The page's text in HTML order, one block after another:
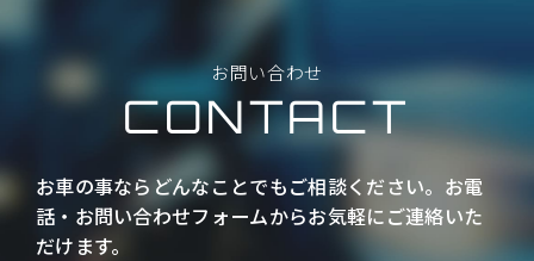
お問い合わせ
CONTACT
お車の事ならどんなことでもご相談ください。お電
話・お問い合わせフォームからお気軽にご連絡いた
だけます。